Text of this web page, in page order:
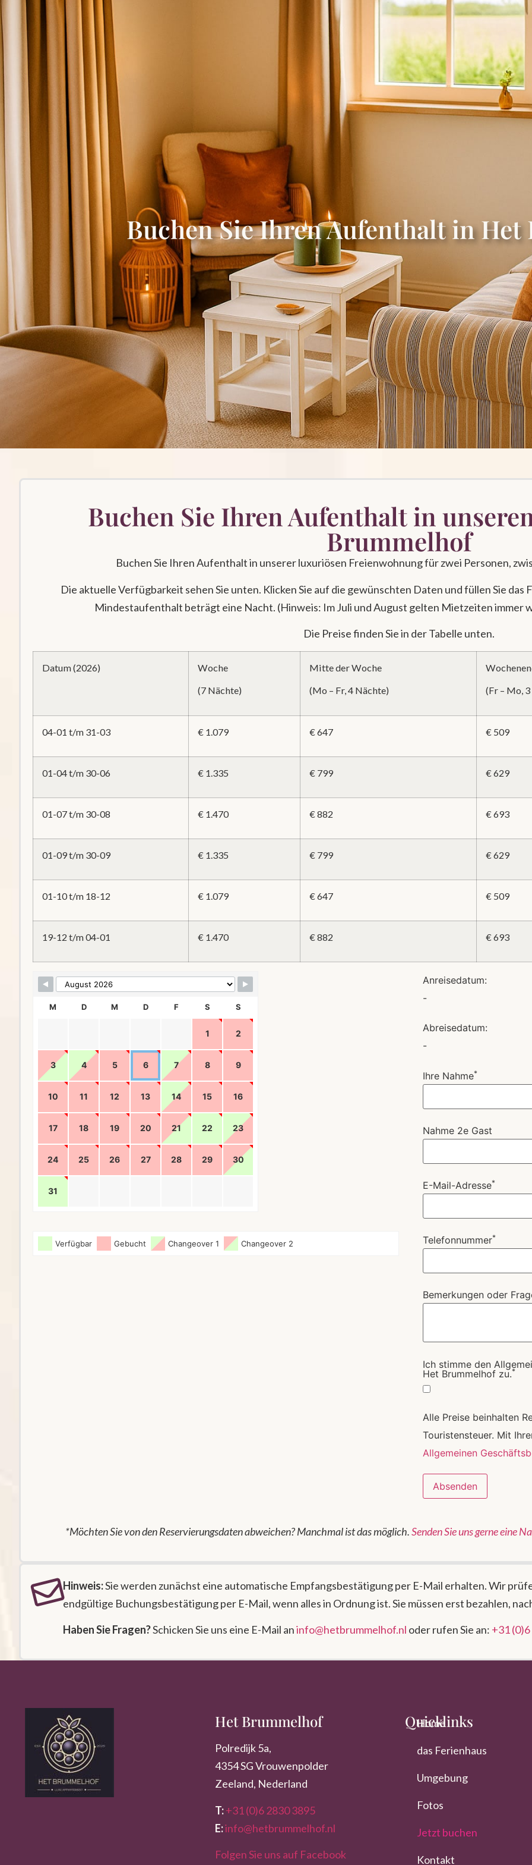
Buchen Sie Ihren Aufenthalt in
Buchen Sie Ihren Aufenthalt in
Brummelhof
Buchen Sie Ihren Aufenthalt in unserer luxuriösen Freienwohnung für zwei Personen,
Die aktuelle Verfügbarkeit sehen Sie unten. Klicken Sie auf die gewünschten Daten und füllen Sie das
Mindestaufenthalt beträgt eine Nacht. (Hinweis: Im Juli und August gelten Mietzeiten immer
Die Preise finden Sie in der Tabelle unten.
Datum (2026) Woche
(7 Nächte)
Mitte der Woche
(Mo – Fr, 4 Nächte) (Fr – Mo,
04-01 t/m 31-03 € 1.079 € 647 € 509
01-04 t/m 30-06 € 1.335 € 799 € 629
01-07 t/m 30-08 € 1.470 € 882 € 693
01-09 t/m 30-09 € 1.335 € 799 € 629
01-10 t/m 18-12 € 1.079 € 647 € 509
19-12 t/m 04-01 € 1.470 € 882 € 693
Skip Booking Form
M D M D F S S
1 2
3 4 5 6 7 8 9
10 11 12 13 14 15 16
17 18 19 20 21 22 23
24 25 26 27 28 29 30
31
Verfügbar Gebucht Changeover 1 Changeover 2
Anreisedatum:
-
Abreisedatum:
-
Ihre Nahme*
Nahme 2e Gast
E-Mail-Adresse*
Telefonnummer*
Bemerkungen oder
Ich stimme den
Het Brummelhof zu.*
Alle Preise beinhalten
Touristensteuer. Mit
Allgemeinen
Absenden
*Möchten Sie von den Reservierungsdaten abweichen? Manchmal ist das möglich.Senden Sie uns gerne eine
Hinweis:Sie werden zunächst eine automatische Empfangsbestätigung per E-Mail erhalten. Wir
endgültige Buchungsbestätigung per E-Mail, wenn alles in Ordnung ist. Sie müssen erst bezahlen,
Haben Sie Fragen?Schicken Sie uns eine E-Mail aninfo@hetbrummelhof.nl oder rufen Sie an: +31
Het Brummelhof
Polredijk 5a,
4354 SG Vrouwenpolder
Zeeland, Nederland
T:+31 (0)6 2830 3895
E:info@hetbrummelhof.nl
Folgen Sie uns auf Facebook
Quicklinks
Home
das Ferienhaus
Umgebung
Fotos
Jetzt buchen
Kontakt